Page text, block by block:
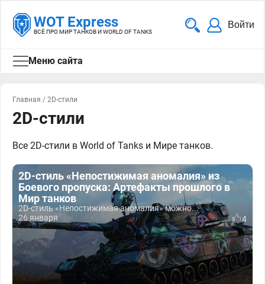
WOT Express
ВСЁ ПРО МИР ТАНКОВ И WORLD OF TANKS
Войти
Меню сайта
Главная / 2D-стили
2D-стили
Все 2D-стили в World of Tanks и Мире танков.
2D-стиль «Непостижимая аномалия» из
Боевого пропуска: Артефакты прошлого в
Мир танков
2D-стиль «Непостижимая аномалия» можно...
26 января
4